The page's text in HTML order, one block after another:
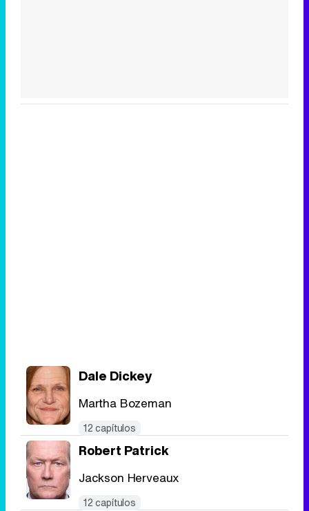
Dale Dickey
Martha Bozeman
12 capítulos
Robert Patrick
Jackson Herveaux
12 capítulos